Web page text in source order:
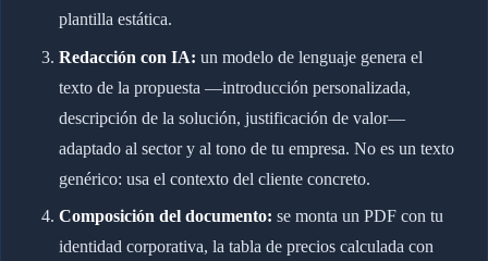
plantilla estática.
Redacción con IA: un modelo de lenguaje genera el
texto de la propuesta —introducción personalizada,
descripción de la solución, justificación de valor—
adaptado al sector y al tono de tu empresa. No es un texto
genérico: usa el contexto del cliente concreto.
Composición del documento: se monta un PDF con tu
identidad corporativa, la tabla de precios calculada con